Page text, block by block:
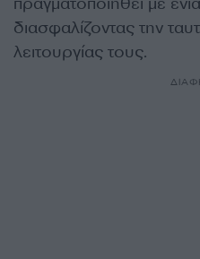
διασφαλίζοντας την
λειτουργίας τους.